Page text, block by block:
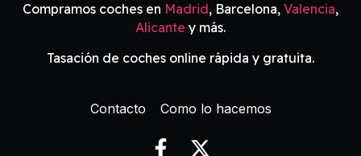
Compramos coches en Madrid, Barcelona, Valencia,
Alicante y más.
Tasación de coches online rápida y gratuita.
Contacto Como lo hacemos